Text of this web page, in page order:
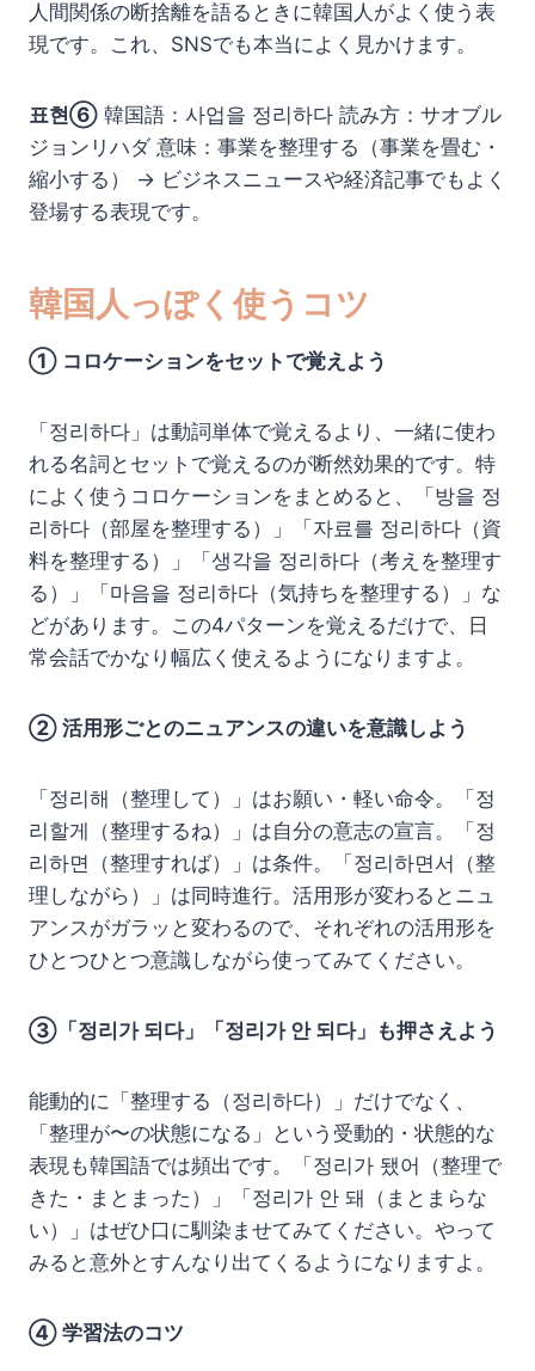
人間関係の断捨離を語るときに韓国人がよく使う表
現です。これ、SNSでも本当によく見かけます。
표현⑥ 韓国語：사업을 정리하다 読み方：サオブル
ジョンリハダ 意味：事業を整理する（事業を畳む・
縮小する） → ビジネスニュースや経済記事でもよく
登場する表現です。
韓国人っぽく使うコツ
① コロケーションをセットで覚えよう
「정리하다」は動詞単体で覚えるより、一緒に使わ
れる名詞とセットで覚えるのが断然効果的です。特
によく使うコロケーションをまとめると、「방을 정
리하다（部屋を整理する）」「자료를 정리하다（資
料を整理する）」「생각을 정리하다（考えを整理す
る）」「마음을 정리하다（気持ちを整理する）」な
どがあります。この4パターンを覚えるだけで、日
常会話でかなり幅広く使えるようになりますよ。
② 活用形ごとのニュアンスの違いを意識しよう
「정리해（整理して）」はお願い・軽い命令。「정
리할게（整理するね）」は自分の意志の宣言。「정
리하면（整理すれば）」は条件。「정리하면서（整
理しながら）」は同時進行。活用形が変わるとニュ
アンスがガラッと変わるので、それぞれの活用形を
ひとつひとつ意識しながら使ってみてください。
③「정리가 되다」「정리가 안 되다」も押さえよう
能動的に「整理する（정리하다）」だけでなく、
「整理が〜の状態になる」という受動的・状態的な
表現も韓国語では頻出です。「정리가 됐어（整理で
きた・まとまった）」「정리가 안 돼（まとまらな
い）」はぜひ口に馴染ませてみてください。やって
みると意外とすんなり出てくるようになりますよ。
④ 学習法のコツ